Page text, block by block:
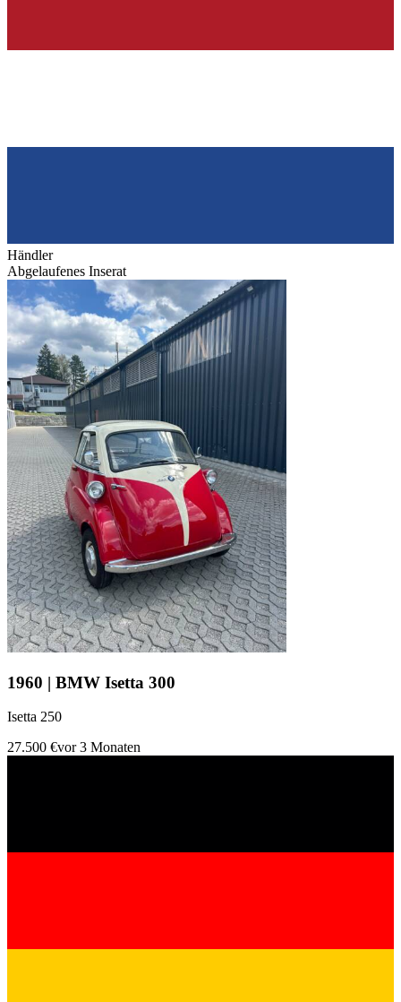
Händler
Abgelaufenes Inserat
1960 | BMW Isetta 300
Isetta 250
27.500 €vor 3 Monaten